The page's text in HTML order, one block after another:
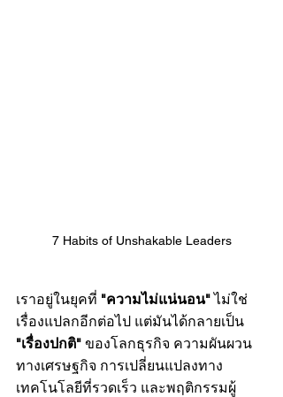
7 Habits of Unshakable Leaders
เราอยู่ในยุคที่ "ความไม่แน่นอน" ไม่ใช่
เรื่องแปลกอีกต่อไป แต่มันได้กลายเป็น
"เรื่องปกติ" ของโลกธุรกิจ ความผันผวน
ทางเศรษฐกิจ การเปลี่ยนแปลงทาง
เทคโนโลยีที่รวดเร็ว และพฤติกรรมผู้